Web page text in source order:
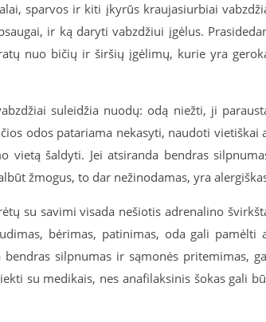
sparvos ir kiti įkyrūs kraujasiurbiai
ir ką daryti vabzdžiui įgėlus.
nuo bičių ir širšių įgėlimų, kurie yra
suleidžia nuodų: odą niežti, ji
odos patariama nekasyti, naudoti vietiškai
vietą šaldyti. Jei atsiranda bendras
žmogus, to dar nežinodamas, yra
su savimi visada nešiotis adrenalino
bėrimas, patinimas, oda gali pamėlti
silpnumas ir sąmonės pritemimas,
su medikais, nes anafilaksinis šokas gali